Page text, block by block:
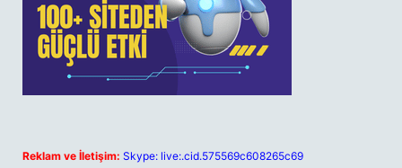
Reklam ve İletişim: Skype: live:.cid.575569c608265c69